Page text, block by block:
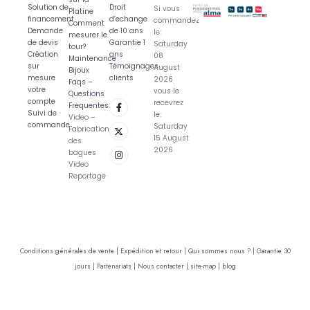
Solution de
financement
Demande
de devis
Création
sur
mesure
votre
compte
Suivi de
commande
Platine
Comment
mesurer le
tour?
Maintenance
Bijoux
Faqs –
Questions
Frequentes
Video –
Fabrication
des
bagues
Video
Reportage
Droit
d’echange
de 10 ans
Garantie 1
ans
Témoignages
clients
Si vous
commandez
le:
Saturday
08
August
2026
vous le
recevrez
le:
Saturday
15 August
2026
Conditions générales de vente | Expédition et retour | Qui sommes nous ? | Garantie 30
jours |
Partenariats | Nous contacter | site-map | blog